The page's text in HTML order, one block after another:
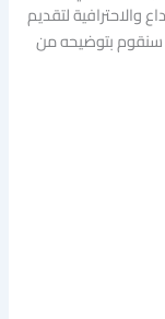
والاحترافية لتقديم
سنقوم بتوضيحه من